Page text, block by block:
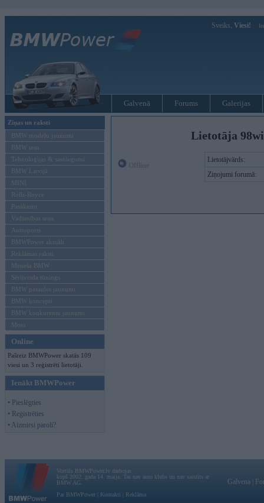
Sveiks, Viesi!
Galvenā Forums Galerijas
Ziņas un raksti
BMW modeļu jaunumi
BMW testi
Tehnoloģijas & sasniegumi
BMW Latvijā
MINI
Rolls-Royce
Pasākumi
Vadāmības tests
Autosports
BMWPower aktuāli
Reklāmas raksti
Mēneša BMW
Sērijveida tūnings
BMW pasaules jaunumi
BMW koncepti
BMW konkurentu jaunumi
Moto
Online
Pašreiz BMWPower skatās 109
viesi un 3 reģistrēti lietotāji.
Ienākt BMWPower
• Pieslēgties
• Reģistrēties
• Aizmirsi paroli?
Lietotāja
Lietotājvārds:
Ziņojumi forumā:
Vortāls BMWPower.lv darbojas
kopš 2002. gada 14. maija. Tas nav auto klubs un nav saistīts ar
BMW AG.
Par BMWPower
Kontakti Reklāma
Galvena